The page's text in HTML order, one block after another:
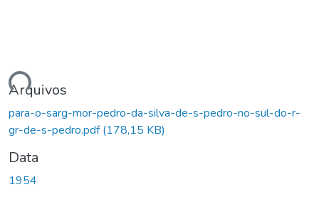
Arquivos
para-o-sarg-mor-pedro-da-silva-de-s-pedro-no-sul-do-r-
gr-de-s-pedro.pdf(178,15 KB)
Data
1954